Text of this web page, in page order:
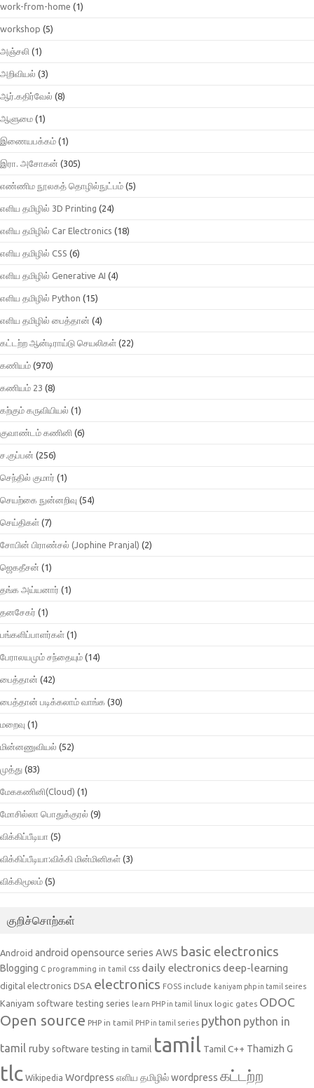
work-from-home (1)
workshop (5)
அஞ்சலி (1)
அறிவியல் (3)
ஆர்.கதிர்வேல் (8)
ஆளுமை (1)
இணையபக்கம் (1)
இரா. அசோகன் (305)
எண்ணிம நூலகத் தொழில்நுட்பம் (5)
எளிய தமிழில் 3D Printing (24)
எளிய தமிழில் Car Electronics (18)
எளிய தமிழில் CSS (6)
எளிய தமிழில் Generative AI (4)
எளிய தமிழில் Python (15)
எளிய தமிழில் பைத்தான் (4)
கட்டற்ற ஆன்டிராய்டு செயலிகள் (22)
கணியம் (970)
கணியம் 23 (8)
கற்கும் கருவியியல் (1)
குவாண்டம் கணினி (6)
ச.குப்பன் (256)
செந்தில் குமார் (1)
செயற்கை நுன்னறிவு (54)
செய்திகள் (7)
சோபின் பிராண்சல் (Jophine Pranjal) (2)
ஜெகதீசன் (1)
தங்க அய்யனார் (1)
தனசேகர் (1)
பங்களிப்பாளர்கள் (1)
பேராலயமும் சந்தையும் (14)
பைத்தான் (42)
பைத்தான் படிக்கலாம் வாங்க (30)
மறைவு (1)
மின்னணுவியல் (52)
முத்து (83)
மேககணினி(Cloud) (1)
மோசில்லா பொதுக்குரல் (9)
விக்கிப்பீடியா (5)
விக்கிப்பீடியா:விக்கி மின்மினிகள் (3)
விக்கிமூலம் (5)
குறிச்சொற்கள்
Android android opensource series AWS basic electronics
Blogging C programming in tamil css daily electronicsdeep-learning
digital electronics DSA electronics FOSS include kaniyam php in tamil seires
Kaniyam software testing series learn PHP in tamil linux logic gates ODOC
Open source PHP in tamil PHP in tamil series python python in
tamil ruby software testing in tamil tamil Tamil C++ Thamizh G
tlc Wikipedia Wordpress எளிய தமிழில் wordpress கட்டற்ற